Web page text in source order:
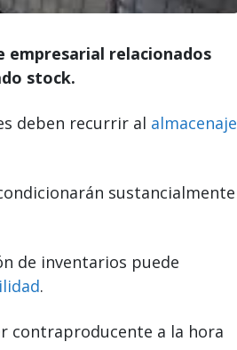
empresarial relacionados
stock.
deben recurrir al almacenaje
sustancialmente
de inventarios puede
.
contraproducente a la hora